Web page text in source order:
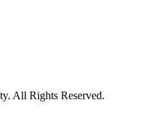
All Rights Reserved.